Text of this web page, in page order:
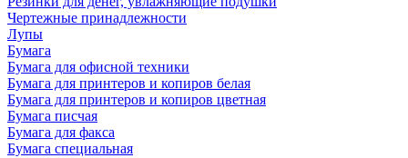
Чертежные принадлежности
Лупы
Бумага
Бумага для офисной техники
Бумага для принтеров и копиров белая
Бумага для принтеров и копиров цветная
Бумага писчая
Бумага для факса
Бумага специальная